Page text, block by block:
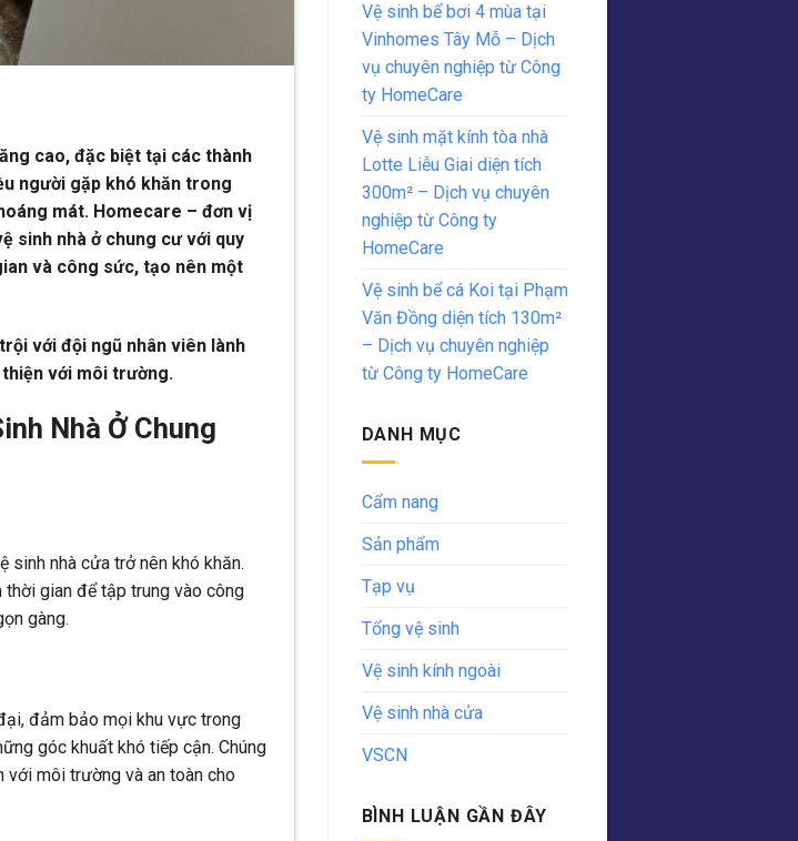
cao, đặc biệt tại các thành
người gặp khó khăn trong
mát. Homecare – đơn vị
sinh nhà ở chung cư với quy
và công sức, tạo nên một
với đội ngũ nhân viên lành
với môi trường.
Nhà Ở Chung
sinh nhà cửa trở nên khó khăn.
gian để tập trung vào công
gàng.
đảm bảo mọi khu vực trong
góc khuất khó tiếp cận. Chúng
với môi trường và an toàn cho
Vệ sinh bể bơi 4 mùa tại
Vinhomes Tây Mỗ – Dịch
vụ chuyên nghiệp từ Công
ty HomeCare
Vệ sinh mặt kính tòa nhà
Lotte Liễu Giai diện tích
300m² – Dịch vụ chuyên
nghiệp từ Công ty
HomeCare
Vệ sinh bể cá Koi tại Phạm
Văn Đồng diện tích 130m²
– Dịch vụ chuyên nghiệp
từ Công ty HomeCare
DANH MỤC
Cẩm nang
Sản phẩm
Tạp vụ
Tổng vệ sinh
Vệ sinh kính ngoài
Vệ sinh nhà cửa
VSCN
BÌNH LUẬN GẦN ĐÂY